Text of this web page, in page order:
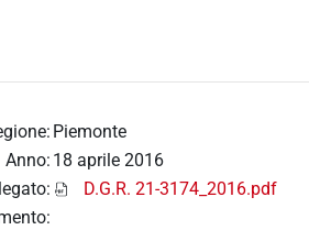
Piemonte
Anno: 18 aprile 2016
D.G.R. 21-3174_2016.pdf